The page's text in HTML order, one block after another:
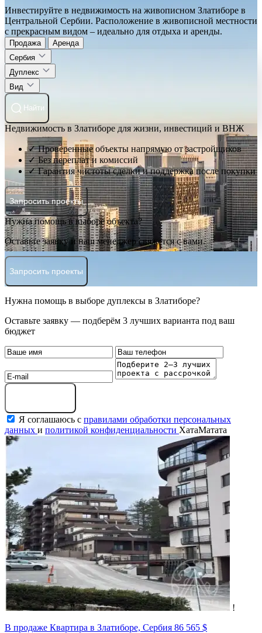
Инвестируйте в недвижимость на живописном Златиборе в
Центральной Сербии. Расположение в живописной местности
с прекрасным видом – идеально для отдыха и аренды.
Продажа
Аренда
Сербия
Дуплекс
Вид
Найти
Недвижимость в Златиборе для жизни, инвестиций и ВНЖ
✓ Проверенные объекты напрямую от застройщиков
✓ Без переплат и комиссий
✓ Гарантия чистоты сделки и поддержка после покупки
Запросить проекты
Нужна помощь в выборе объекта?
Оставьте заявку и наш менеджер свяжется с вами.
Запросить проекты
Нужна помощь в выборе дуплексы в Златиборе?
Оставьте заявку — подберём 3 лучших варианта под ваш
бюджет
Я соглашаюсь с правилами обработки персональных
данных и политикой конфиденциальности ХатаМатата
!
В продаже Квартира в Златиборе, Сербия 86 565 $